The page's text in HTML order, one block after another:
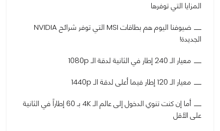
المزايا التي توفرها
ضيوفنا اليوم هم بطاقات MSI التي توفر شرائح NVIDIA
الجديدة!
معيار الـ 240 إطار في الثانية لدقة الـ 1080p
معيار الـ 120 إطار فيما أعلى لدقة الـ 1440p
أما إن كنت تنوي الدخول إلى عالم الـ 4K بـ 60 إطاراً في الثانية
على الأقل